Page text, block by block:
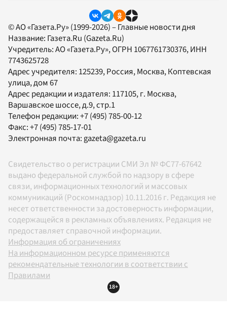
© АО «Газета.Ру» (1999-2026) – Главные новости дня
Название: Газета.Ru (Gazeta.Ru)
Учредитель:АО «Газета.Ру», ОГРН 1067761730376, ИНН
7743625728
Адрес учредителя: 125239, Россия, Москва, Коптевская
улица, дом 67
Адрес редакции и издателя: 117105, г. Москва,
Варшавское шоссе, д.9, стр.1
Телефон редакции:+7 (495) 785-00-12
Факс:+7 (495) 785-17-01
Электронная почта: gazeta@gazeta.ru
Свидетельство о регистрации СМИ Эл № ФС77-67642
выдано федеральной службой по надзору в сфере
связи, информационных технологий и массовых
коммуникаций (Роскомнадзор) 10.11.2016 г. Редакция не
несет ответственности за достоверность информации,
содержащейся в рекламных объявлениях. Редакция не
предоставляет справочной информации.
Информация об ограничениях
На информационном ресурсе применяются
рекомендательные технологии в соответствии с
Правилами
18+